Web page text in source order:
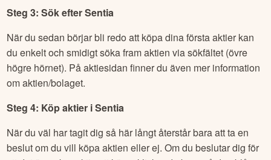
Steg 3: Sök efterSentia
När du sedan börjar bli redo att köpa dina första aktier kan
du enkelt och smidigt söka fram aktien via sökfältet (övre
högre hörnet). På aktiesidan finner du även mer information
om aktien/bolaget.
Steg 4: Köp aktier iSentia
När du väl har tagit dig så här långt återstår bara att ta en
beslut om du vill köpa aktien eller ej. Om du beslutar dig för